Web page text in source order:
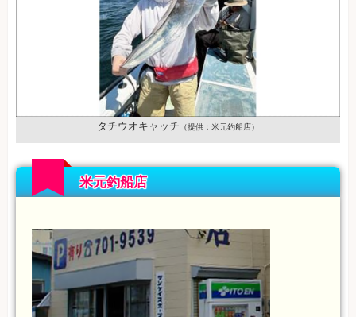
タチウオキャッチ （提供：米元釣船店）
米元釣船店